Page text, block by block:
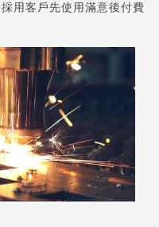
用客戶先使用滿意後付費